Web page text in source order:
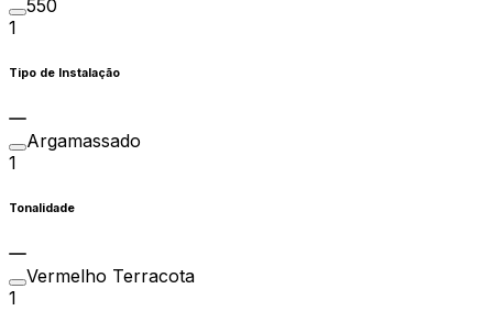
550
1
Tipo de Instalação
Argamassado
1
Tonalidade
Vermelho Terracota
1